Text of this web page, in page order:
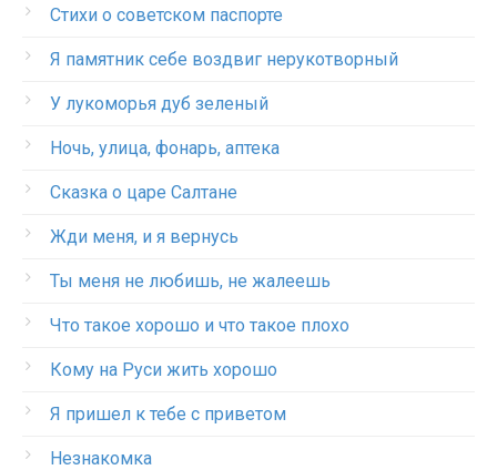
Стихи о советском паспорте
Я памятник себе воздвиг нерукотворный
У лукоморья дуб зеленый
Ночь, улица, фонарь, аптека
Сказка о царе Салтане
Жди меня, и я вернусь
Ты меня не любишь, не жалеешь
Что такое хорошо и что такое плохо
Кому на Руси жить хорошо
Я пришел к тебе с приветом
Незнакомка